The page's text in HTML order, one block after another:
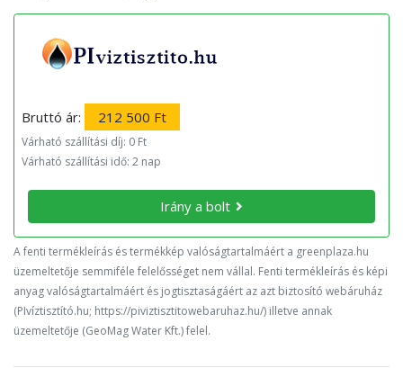
Bruttó ár: 212 500 Ft
Várható szállítási díj: 0 Ft
Várható szállítási idő: 2 nap
Irány a bolt
A fenti termékleírás és termékkép valóságtartalmáért a greenplaza.hu
üzemeltetője semmiféle felelősséget nem vállal. Fenti termékleírás és képi
anyag valóságtartalmáért és jogtisztaságáért az azt biztosító webáruház
(PIvíztisztító.hu; https://piviztisztitowebaruhaz.hu/) illetve annak
üzemeltetője (GeoMag Water Kft.) felel.